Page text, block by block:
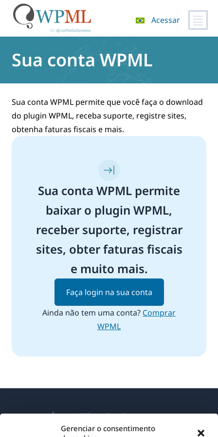
Gerenciar o consentimento
para
Acessar
Sua conta WPML
Sua conta WPML permite que você faça o download
do plugin WPML, receba suporte, registre sites,
obtenha faturas fiscais e mais.
Sua conta WPML permite
baixar o plugin WPML,
receber suporte, registrar
sites, obter faturas fiscais
e muito mais.
Faça login na sua conta
Ainda não tem uma conta? Comprar
WPML